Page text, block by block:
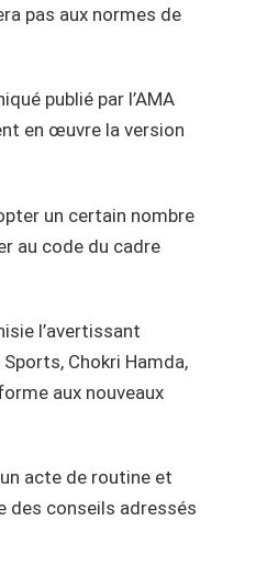
pas aux normes de
publié par l’AMA
en œuvre la version
un certain nombre
au code du cadre
l’avertissant
Chokri Hamda,
aux nouveaux
acte de routine et
des conseils adressés